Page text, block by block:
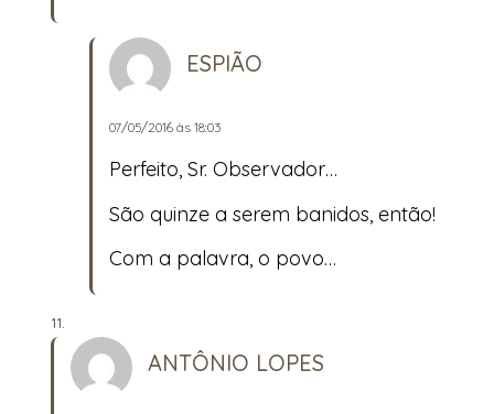
ESPIÃO
07/05/2016 às 18:03
Perfeito, Sr. Observador…
São quinze a serem banidos, então!
Com a palavra, o povo…
ANTÔNIO LOPES